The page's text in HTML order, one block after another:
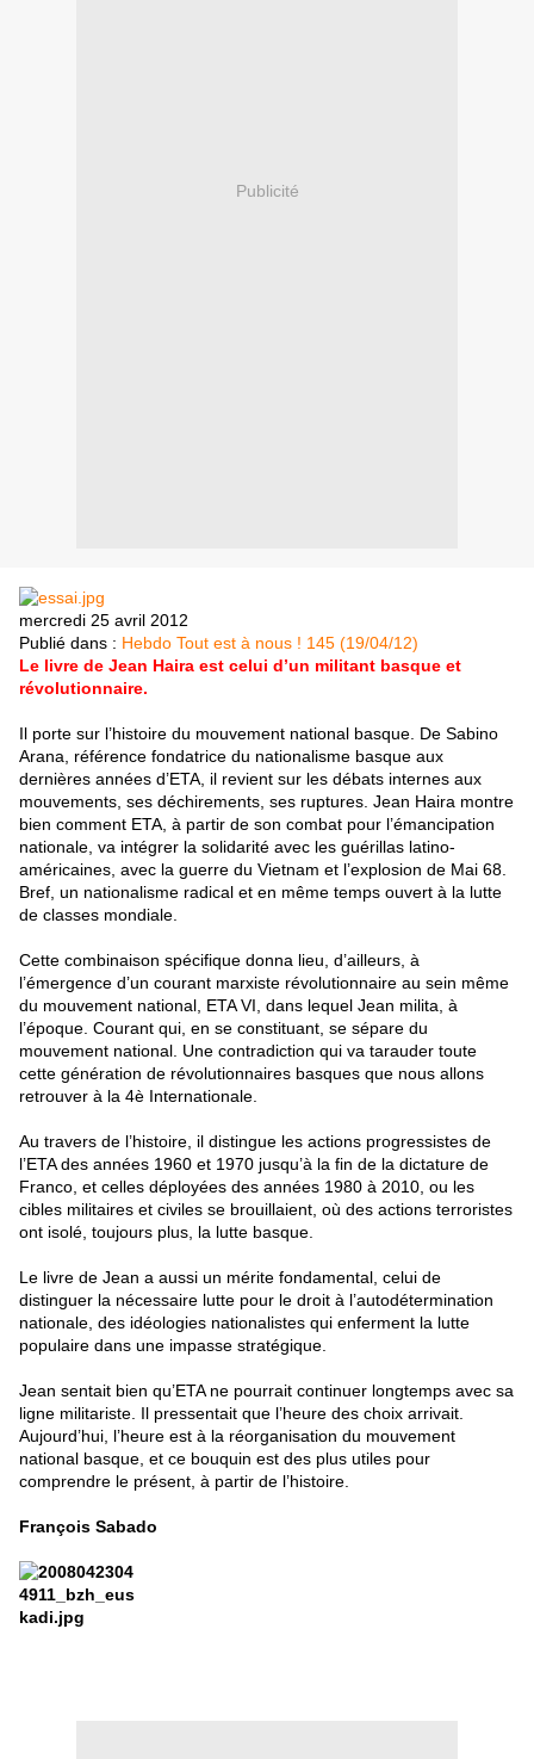
Publicité
mercredi 25 avril 2012
Publié dans : Hebdo Tout est à nous ! 145 (19/04/12)
Le livre de Jean Haira est celui d’un militant basque et
révolutionnaire.
Il porte sur l’histoire du mouvement national basque. De Sabino
Arana, référence fondatrice du nationalisme basque aux
dernières années d’ETA, il revient sur les débats internes aux
mouvements, ses déchirements, ses ruptures. Jean Haira montre
bien comment ETA, à partir de son combat pour l’émancipation
nationale, va intégrer la solidarité avec les guérillas latino-
américaines, avec la guerre du Vietnam et l’explosion de Mai 68.
Bref, un nationalisme radical et en même temps ouvert à la lutte
de classes mondiale.
Cette combinaison spécifique donna lieu, d’ailleurs, à
l’émergence d’un courant marxiste révolutionnaire au sein même
du mouvement national, ETA VI, dans lequel Jean milita, à
l’époque. Courant qui, en se constituant, se sépare du
mouvement national. Une contradiction qui va tarauder toute
cette génération de révolutionnaires basques que nous allons
retrouver à la 4è Internationale.
Au travers de l’histoire, il distingue les actions progressistes de
l’ETA des années 1960 et 1970 jusqu’à la fin de la dictature de
Franco, et celles déployées des années 1980 à 2010, ou les
cibles militaires et civiles se brouillaient, où des actions terroristes
ont isolé, toujours plus, la lutte basque.
Le livre de Jean a aussi un mérite fondamental, celui de
distinguer la nécessaire lutte pour le droit à l’autodétermination
nationale, des idéologies nationalistes qui enferment la lutte
populaire dans une impasse stratégique.
Jean sentait bien qu’ETA ne pourrait continuer longtemps avec sa
ligne militariste. Il pressentait que l’heure des choix arrivait.
Aujourd’hui, l’heure est à la réorganisation du mouvement
national basque, et ce bouquin est des plus utiles pour
comprendre le présent, à partir de l’histoire.
François Sabado